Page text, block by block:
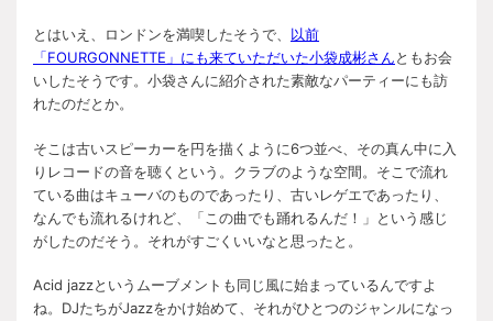
とはいえ、ロンドンを満喫したそうで、 以前
「FOURGONNETTE」にも来ていただいた小袋成彬さんともお会
いしたそうです。小袋さんに紹介された素敵なパーティーにも訪
れたのだとか。
そこは古いスピーカーを円を描くように6つ並べ、その真ん中に入
りレコードの音を聴くという。クラブのような空間。そこで流れ
ている曲はキューバのものであったり、古いレゲエであったり、
なんでも流れるけれど、「この曲でも踊れるんだ！」という感じ
がしたのだそう。それがすごくいいなと思ったと。
Acid jazzというムーブメントも同じ風に始まっているんですよ
ね。DJたちがJazzをかけ始めて、それがひとつのジャンルになっ